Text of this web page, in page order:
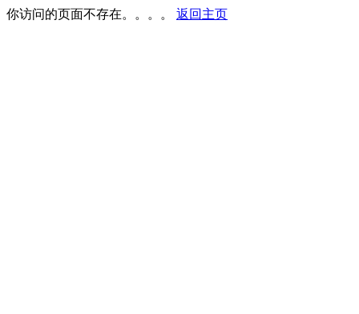
你访问的页面不存在。。。。 返回主页